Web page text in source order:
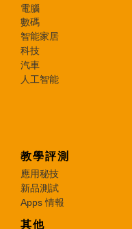
電腦
數碼
智能家居
科技
汽車
人工智能
教學評測
應用秘技
新品測試
Apps 情報
其他